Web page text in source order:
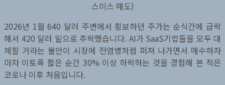
스미스 매도)
2026년 1월 640 달러 주변에서 횡보하던 주가는 순식간에 급락
해서 420 달러 밑으로 추락했습니다. AI가 SaaS기업들을 모두 대
체할 거라는 불안이 시장에 전염병처럼 퍼져 나가면서 매수하자
마자 이토록 짧은 순간 30% 이상 하락하는 것을 경험해 본 적은
코로나 이후 처음입니다.